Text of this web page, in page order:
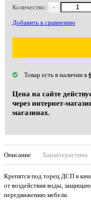
Количество: -
Добавить к сравнению
Товар есть в наличии в
Цена на сайте
через интернет-
магазинах.
Описание Характеристики
Крепятся под торец ДСП в
от воздействия воды,
передвижению мебели.